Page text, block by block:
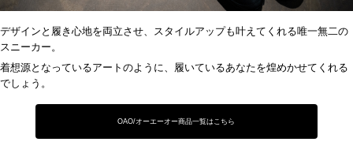
デザインと履き心地を両立させ、スタイルアップも叶えてくれる唯一無二の
スニーカー。
着想源となっているアートのように、履いているあなたを煌めかせてくれる
でしょう。
OAO/オーエーオー商品一覧はこちら